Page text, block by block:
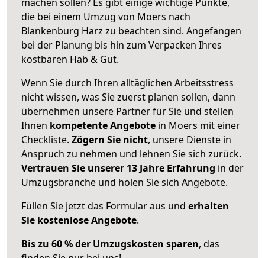
die bei einem Umzug von Moers nach
Blankenburg Harz zu beachten sind. Angefangen
bei der Planung bis hin zum Verpacken Ihres
kostbaren Hab & Gut.
Wenn Sie durch Ihren alltäglichen Arbeitsstress
nicht wissen, was Sie zuerst planen sollen, dann
übernehmen unsere Partner für Sie und stellen
Ihnen kompetente Angebote in Moers mit einer
Checkliste. Zögern Sie nicht, unsere Dienste in
Anspruch zu nehmen und lehnen Sie sich zurück.
Vertrauen Sie unserer 13 Jahre Erfahrung in der
Umzugsbranche und holen Sie sich Angebote.
Füllen Sie jetzt das Formular aus und erhalten
Sie kostenlose Angebote.
Bis zu 60 % der Umzugskosten sparen, das